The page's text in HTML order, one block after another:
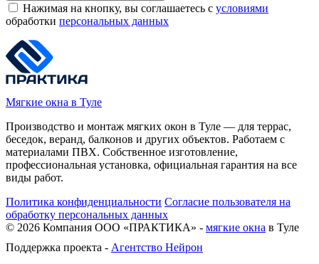
Нажимая на кнопку, вы соглашаетесь с условиями
обработки персональных данных
Мягкие окна в Туле
Производство и монтаж мягких окон в Туле — для террас,
беседок, веранд, балконов и других объектов. Работаем с
материалами ПВХ. Собственное изготовление,
профессиональная установка, официальная гарантия на все
виды работ.
Политика конфиденциальности Согласие пользователя на
обработку персональных данных
© 2026 Компания ООО «ПРАКТИКА» - мягкие окна в Туле
Поддержка проекта - Агентство Нейрон